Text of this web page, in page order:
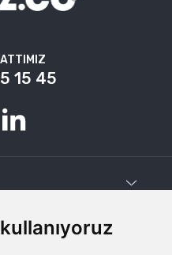
15 45